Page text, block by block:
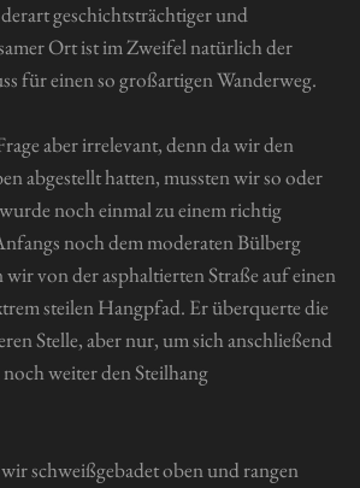
geschichtsträchtiger und
Ort ist im Zweifel natürlich der
für einen so großartigen Wanderweg.
aber irrelevant, denn da wir den
abgestellt hatten, mussten wir so oder
noch einmal zu einem richtig
noch dem moderaten Bülberg
von der asphaltierten Straße auf einen
steilen Hangpfad. Er überquerte die
Stelle, aber nur, um sich anschließend
weiter den Steilhang
schweißgebadet oben und rangen